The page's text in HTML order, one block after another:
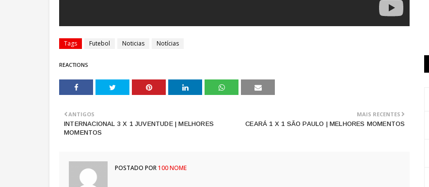
Tags Futebol Noticias Notícias
REACTIONS
MAIS RECENTES
CEARÁ 1 X 1 SÃO PAULO | MELHORES MOMENTOS
ANTIGOS
INTERNACIONAL 3 X 1 JUVENTUDE | MELHORES
MOMENTOS
POSTADO POR100 NOME